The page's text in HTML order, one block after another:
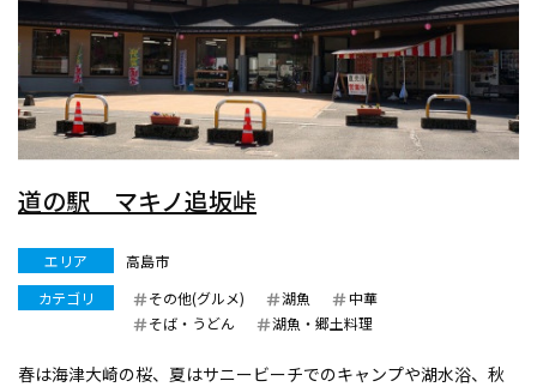
道の駅 マキノ追坂峠
エリア
高島市
カテゴリ
その他(グルメ) 湖魚
中華
そば・うどん
湖魚・郷土料理
春は海津大崎の桜、夏はサニービーチでのキャンプや湖水浴、秋